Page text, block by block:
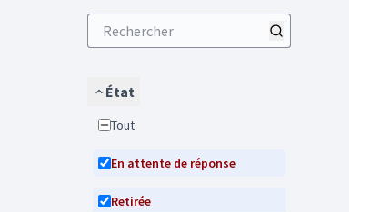
État
Tout
En attente de réponse
Retirée